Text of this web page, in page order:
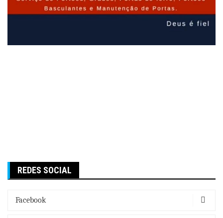
REDES SOCIAL
Facebook